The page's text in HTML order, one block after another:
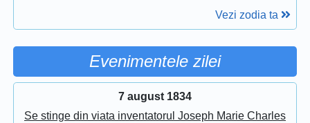
Vezi zodia ta
Evenimentele zilei
7 august 1834
Se stinge din viata inventatorul Joseph Marie Charles